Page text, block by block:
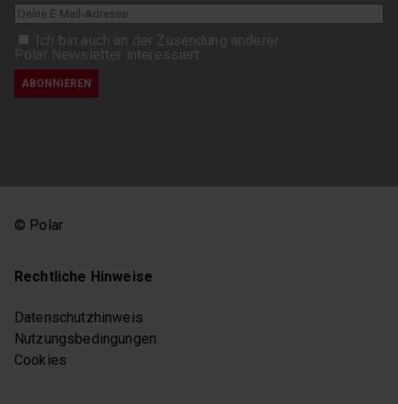
Ich bin auch an der Zusendung anderer
Polar Newsletter interessiert
© Polar
Rechtliche Hinweise
Datenschutzhinweis
Nutzungsbedingungen
Cookies